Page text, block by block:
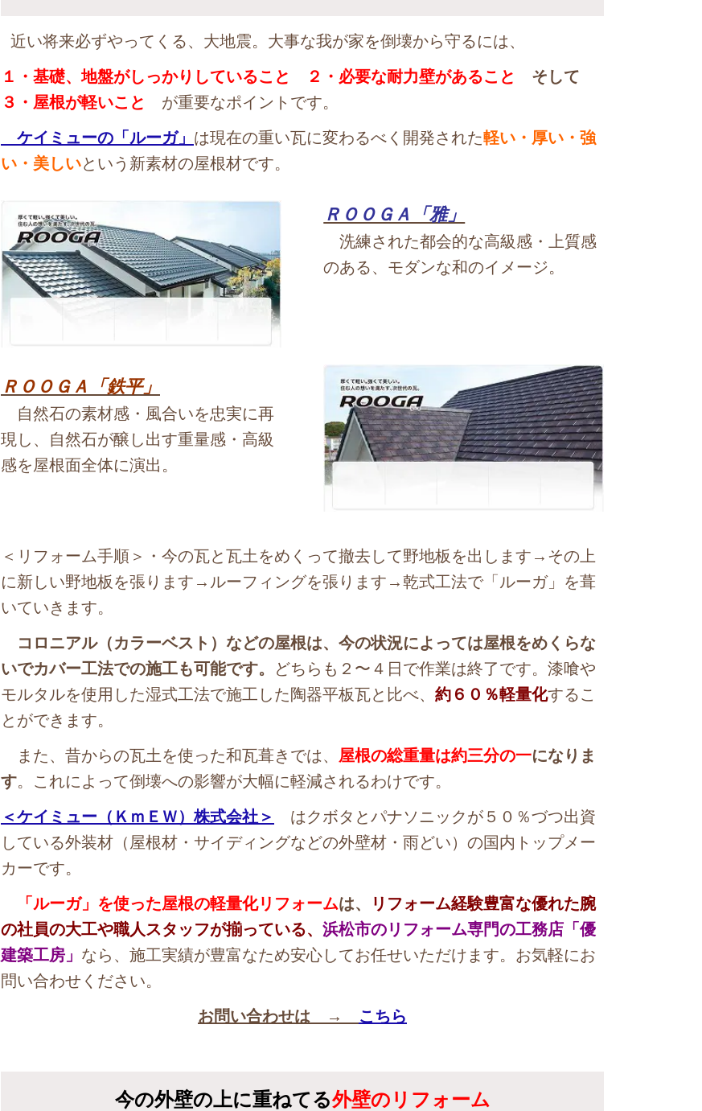
近い将来必ずやってくる、大地震。大事な我が家を倒壊から守るには、
１・基礎、地盤がしっかりしていること ２・必要な耐力壁があること
そして
３・屋根が軽いこと
が重要なポイントです。
ケイミューの「ルーガ」 は現在の重い瓦に変わるべく開発された軽い・厚い・強
い・美しいという新素材の屋根材です。
ＲＯＯＧＡ「雅」
洗練された都会的な高級感・上質感
のある、モダンな和のイメージ。
ＲＯＯＧＡ「鉄平」
自然石の素材感・風合いを忠実に再
現し、自然石が醸し出す重量感・高級
感を屋根面全体に演出。
＜リフォーム手順＞・今の瓦と瓦土をめくって撤去して野地板を出します→その上
に新しい野地板を張ります→ルーフィングを張ります→乾式工法で「ルーガ」を葺
いていきます。
コロニアル（カラーベスト）などの屋根は、今の状況によっては屋根をめくらな
いでカバー工法での施工も可能です。
どちらも２〜４日で作業は終了です。漆喰や
モルタルを使用した湿式工法で施工した陶器平板瓦と比べ、 約６０％軽量化するこ
とができます。
また、昔からの瓦土を使った和瓦葺きでは、 屋根の総重量は約三分の一になりま
す。これによって倒壊への影響が大幅に軽減されるわけです。
＜ケイミュー（ＫｍＥＷ）株式会社＞
はクボタとパナソニックが５０％づつ出資
している外装材（屋根材・サイディングなどの外壁材・雨どい）の国内トップメー
カーです。
「ルーガ」を使った屋根の軽量化リフォームは、
リフォーム経験豊富な優れた腕
の社員の大工や職人スタッフが揃っている、 浜松市のリフォーム専門の工務店「優
建築工房」 なら、施工実績が豊富なため安心してお任せいただけます。お気軽にお
問い合わせください。
お問い合わせは → こちら
今の外壁の上に重ねてる外壁のリフォーム